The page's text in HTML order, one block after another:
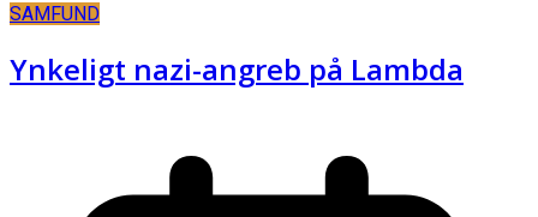
SAMFUND
Ynkeligt nazi-angreb på Lambda